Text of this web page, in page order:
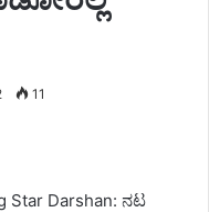
11
Star Darshan: ನಟ